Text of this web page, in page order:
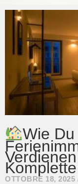
Wie
OTTOBRE 18, 2025